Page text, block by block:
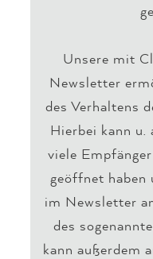
Unsere mit
Newsletter
des Verhaltens
Hierbei kann u.
viele
geöffnet haben
im Newsletter
des
kann außerdem